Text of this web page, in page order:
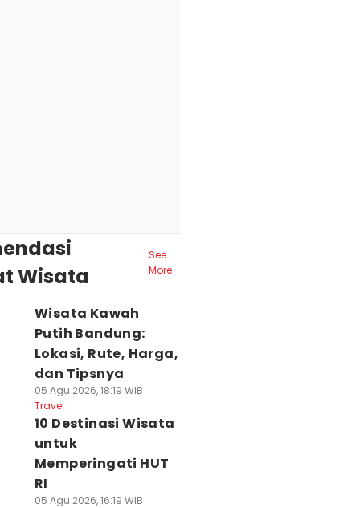
Wisata
See
More
Wisata Kawah
Putih Bandung:
Lokasi, Rute, Harga,
dan Tipsnya
05 Agu 2026, 18:19 WIB
Travel
10 Destinasi Wisata
untuk
Memperingati HUT
RI
05 Agu 2026, 16:19 WIB